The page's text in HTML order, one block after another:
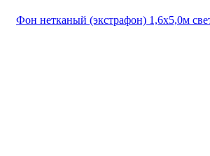
Фон нетканый (экстрафон) 1,6х5,0м